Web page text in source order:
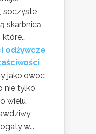
soczyste
skarbnicą
odżywcze
jako owoc
nie tylko
wielu
w...